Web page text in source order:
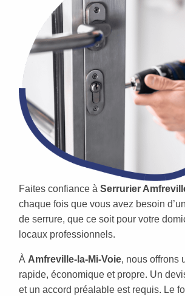
Faites confiance à Serrurier
chaque fois que vous avez besoin
de serrure, que ce soit pour votre
locaux professionnels.
À Amfreville-la-Mi-Voie, nous offrons
rapide, économique et propre. Un
et un accord préalable est requis. Le